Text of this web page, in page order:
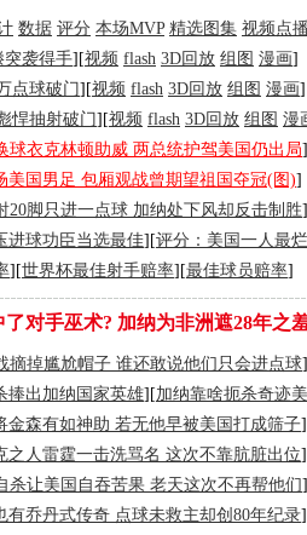
数据 评分 本场MVP 精选图集 视频点播
突袭得手][视频 flash 3D回放 组图 漫画]
点球破门][视频 flash 3D回放 组图 漫画]
悍抽射破门][视频 flash 3D回放 组图 漫
球衣克林顿助威 两总统护驾美国仍出局]
美国男足 包厢观战曾期望祖国夺冠(图)]
20脚只进一点球 加纳处下风却反击制胜]
进球功臣当选最佳][评分：美国一人最烂
][世界杯最佳射手赔率][最佳球员赔率]
对手巫术? 加纳为非洲遮28年之
摘掉尴尬帽子 谁还敢说他们只会进点球]
捧出加纳国家英雄][加纳靠啥扼杀奇迹
金森有如神助 若无他早被美国打成筛子]
之人雷霆一击洗骂名 这次不靠肮脏出位]
杀让美国自吞苦果 老天这次不再帮他们]
有乔丹式传奇 点球未救主却创80年纪录]